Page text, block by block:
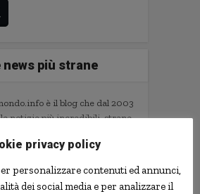
news più strane
è il blog che dal 2003
notizie più incredibili, strane,
prodotti assurdi, ricerche
privacy policy
personalizzare contenuti ed annunci,
dei social media e per analizzare il